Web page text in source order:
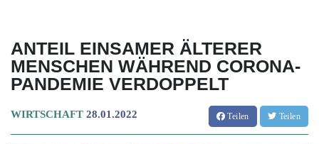
ANTEIL EINSAMER ÄLTERER
MENSCHEN WÄHREND CORONA-
PANDEMIE VERDOPPELT
WIRTSCHAFT 28.01.2022 Teilen Teilen